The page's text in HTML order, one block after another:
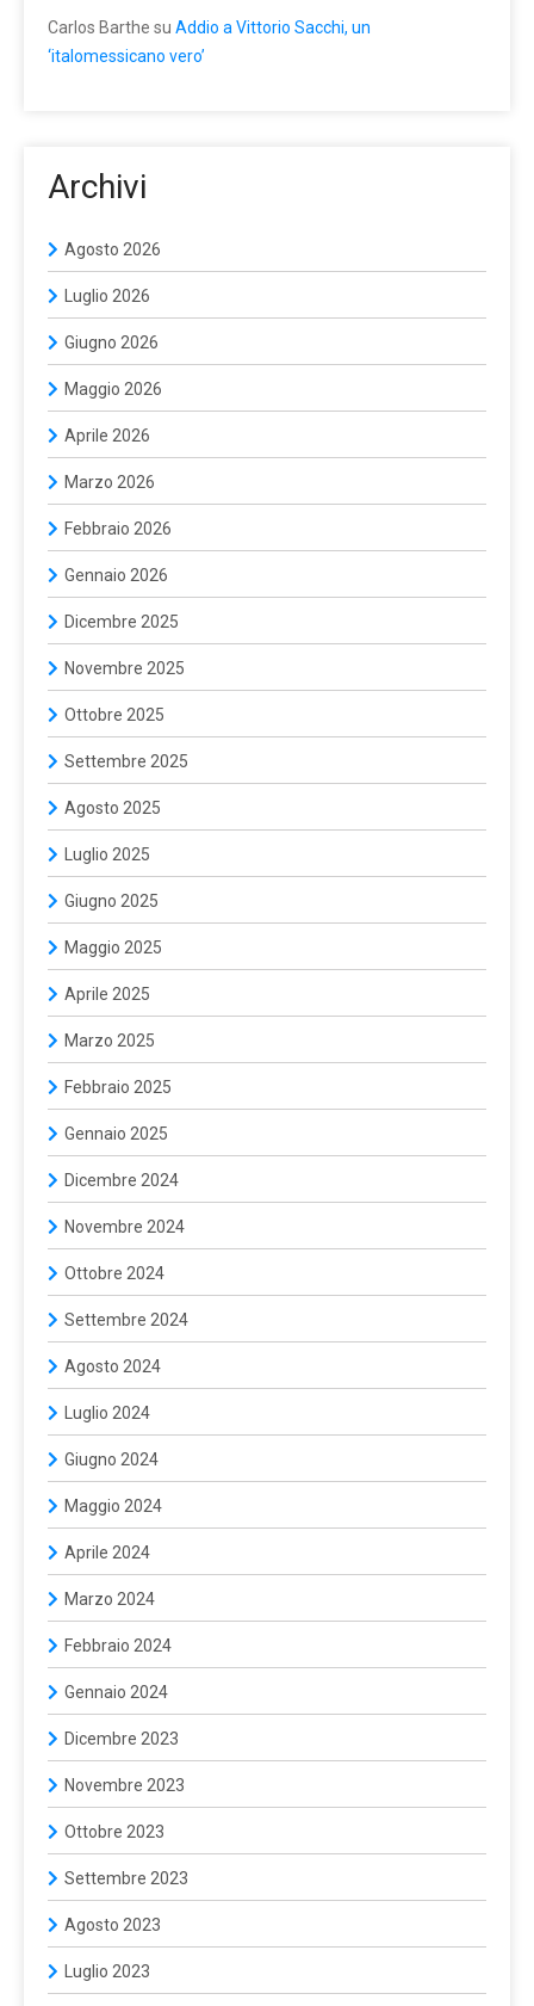
Carlos Barthe su Addio a Vittorio Sacchi, un
‘italomessicano vero’
Archivi
Agosto 2026
Luglio 2026
Giugno 2026
Maggio 2026
Aprile 2026
Marzo 2026
Febbraio 2026
Gennaio 2026
Dicembre 2025
Novembre 2025
Ottobre 2025
Settembre 2025
Agosto 2025
Luglio 2025
Giugno 2025
Maggio 2025
Aprile 2025
Marzo 2025
Febbraio 2025
Gennaio 2025
Dicembre 2024
Novembre 2024
Ottobre 2024
Settembre 2024
Agosto 2024
Luglio 2024
Giugno 2024
Maggio 2024
Aprile 2024
Marzo 2024
Febbraio 2024
Gennaio 2024
Dicembre 2023
Novembre 2023
Ottobre 2023
Settembre 2023
Agosto 2023
Luglio 2023